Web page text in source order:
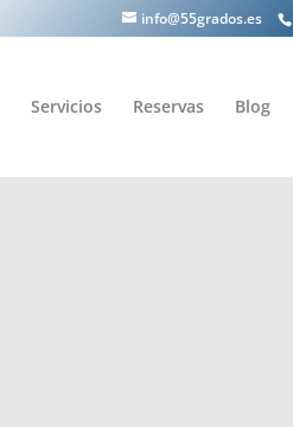
info@55grados.es
Servicios Reservas Blog